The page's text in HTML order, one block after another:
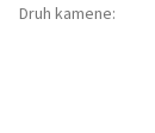
Druh kamene: